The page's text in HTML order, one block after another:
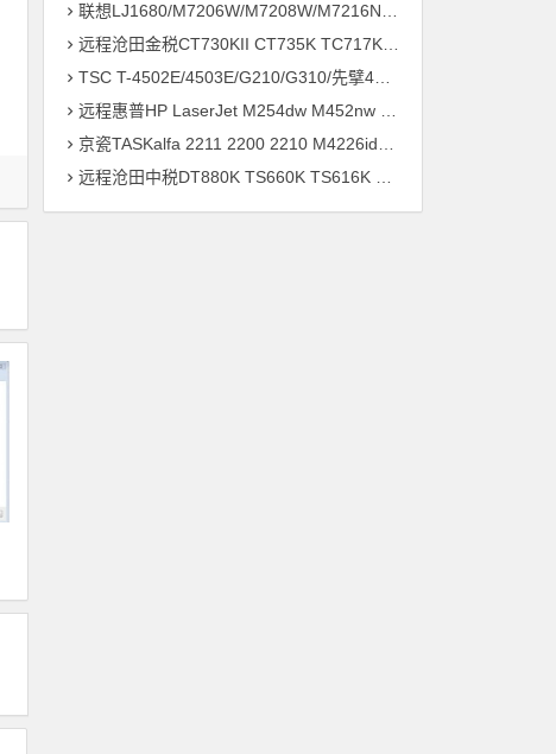
联想LJ1680/M7206W/M7208W/M7216NWA/M7256WHF打印机驱动安装问题远程解决方案
远程沧田金税CT730KII CT735K TC717K CT725KII打印机驱动安装
TSC T-4502E/4503E/G210/G310/先擘4T520/4T530打印机驱动安装问题远程解决方案
远程惠普HP LaserJet M254dw M452nw M552dn M451打印机驱动安装
京瓷TASKalfa 2211 2200 2210 M4226idn P5021cdn打印机驱动安装
远程沧田中税DT880K TS660K TS616K TS610K TS650K打印机驱动安装